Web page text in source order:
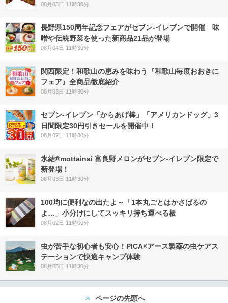
08月03日 11時30分
長野県150周年記念フェアがセブン-イレブンで開催 味
噌や伝統野菜を使った新商品21品が登場
08月04日 11時30分
関西限定！和歌山の恵みを味わう『和歌山毎度おおきに
フェア』全商品徹底紹介
08月03日 11時30分
セブン‐イレブン「からあげ棒」「アメリカンドッグ」3
日間限定30円引きセールを開催中！
08月07日 11時30分
氷結®mottainai 富良野メロンがセブン‐イレブン限定で
新登場！
08月03日 11時30分
100均に便利なの出たよ～「1本丸ごとはかさばるの
よ…」小分けにしてスッキリ持ち運べる板
08月02日 11時00分
虫が苦手な初心者も安心！PICA×アース製薬の虫ケアス
テーションで快適キャンプ体験
08月05日 11時30分
ページの先頭へ